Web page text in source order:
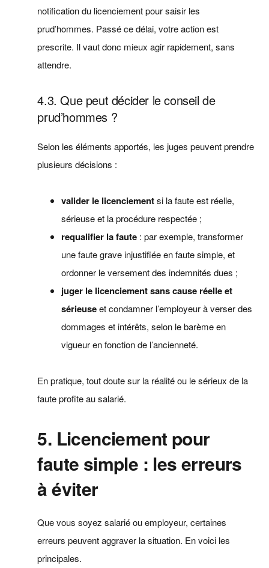
notification du licenciement pour saisir les
prud’hommes. Passé ce délai, votre action est
prescrite. Il vaut donc mieux agir rapidement, sans
attendre.
4.3. Que peut décider le conseil de
prud’hommes ?
Selon les éléments apportés, les juges peuvent prendre
plusieurs décisions :
valider le licenciementsi la faute est réelle,
sérieuse et la procédure respectée ;
requalifier la faute : par exemple, transformer
une faute grave injustifiée en faute simple, et
ordonner le versement des indemnités dues ;
juger le licenciement sans cause réelle et
sérieuseet condamner l’employeur à verser des
dommages et intérêts, selon le barème en
vigueur en fonction de l’ancienneté.
En pratique, tout doute sur la réalité ou le sérieux de la
faute profite au salarié.
5. Licenciement pour
faute simple : les erreurs
à éviter
Que vous soyez salarié ou employeur, certaines
erreurs peuvent aggraver la situation. En voici les
principales.